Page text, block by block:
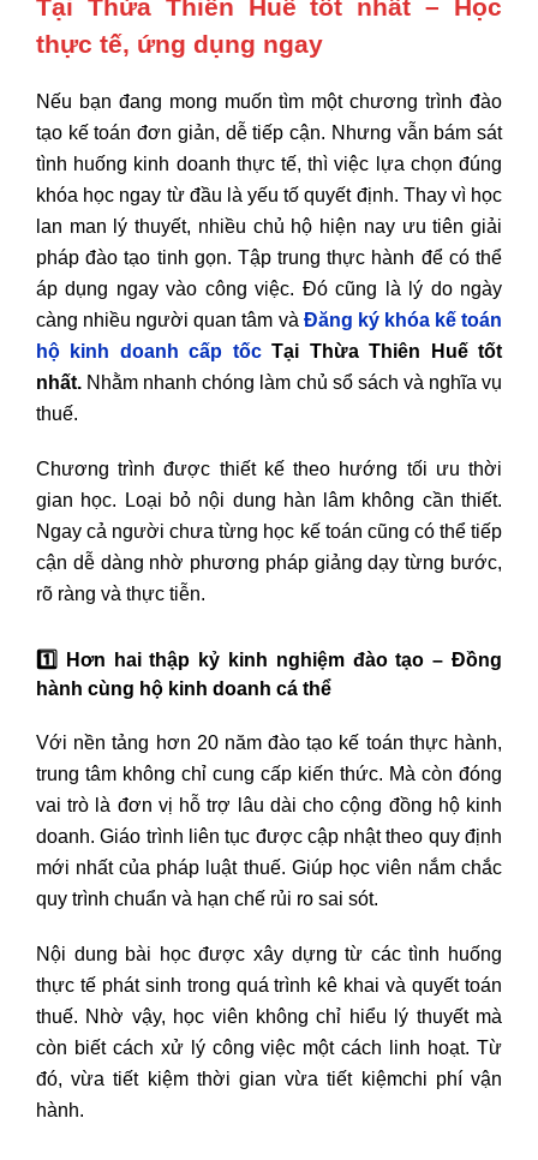
Tại Thừa Thiên Huế tốt nhất – Học
thực tế, ứng dụng ngay
Nếu bạn đang mong muốn tìm một chương trình đào
tạo kế toán đơn giản, dễ tiếp cận. Nhưng vẫn bám sát
tình huống kinh doanh thực tế, thì việc lựa chọn đúng
khóa học ngay từ đầu là yếu tố quyết định. Thay vì học
lan man lý thuyết, nhiều chủ hộ hiện nay ưu tiên giải
pháp đào tạo tinh gọn. Tập trung thực hành để có thể
áp dụng ngay vào công việc. Đó cũng là lý do ngày
càng nhiều người quan tâm và Đăng ký khóa kế toán
hộ kinh doanh cấp tốcTại Thừa Thiên Huế tốt
nhất. Nhằm nhanh chóng làm chủ sổ sách và nghĩa vụ
thuế.
Chương trình được thiết kế theo hướng tối ưu thời
gian học. Loại bỏ nội dung hàn lâm không cần thiết.
Ngay cả người chưa từng học kế toán cũng có thể tiếp
cận dễ dàng nhờ phương pháp giảng dạy từng bước,
rõ ràng và thực tiễn.
1️
Hơn hai thập kỷ kinh nghiệm đào tạo – Đồng
hành cùng hộ kinh doanh cá thể
Với nền tảng hơn 20 năm đào tạo kế toán thực hành,
trung tâm không chỉ cung cấp kiến thức. Mà còn đóng
vai trò là đơn vị hỗ trợ lâu dài cho cộng đồng hộ kinh
doanh. Giáo trình liên tục được cập nhật theo quy định
mới nhất của pháp luật thuế. Giúp học viên nắm chắc
quy trình chuẩn và hạn chế rủi ro sai sót.
Nội dung bài học được xây dựng từ các tình huống
thực tế phát sinh trong quá trình kê khai và quyết toán
thuế. Nhờ vậy, học viên không chỉ hiểu lý thuyết mà
còn biết cách xử lý công việc một cách linh hoạt. Từ
đó, vừa tiết kiệm thời gian vừa tiết kiệmchi phí vận
hành.